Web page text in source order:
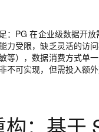
： PG 在企业级数据开
力受限，缺乏灵活的访
等），数据消费方式单
不可实现，但需投入额外
：基于